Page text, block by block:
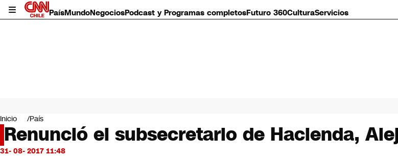
PaísMundoNegociosPodcast y Programas completosFuturo 360CulturaServicios
Mundo
Negocios
Deportes
Programas completos
Inicio País
Renunció el subsecretario de Hacienda,
31- 08- 2017 11:48